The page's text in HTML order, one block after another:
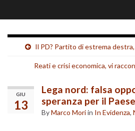
Il PD? Partito di estrema
Reati e crisi economica, vi
GIU
13
Lega nord: falsa
speranza per il
ByMarco Moriin In Evidenza,